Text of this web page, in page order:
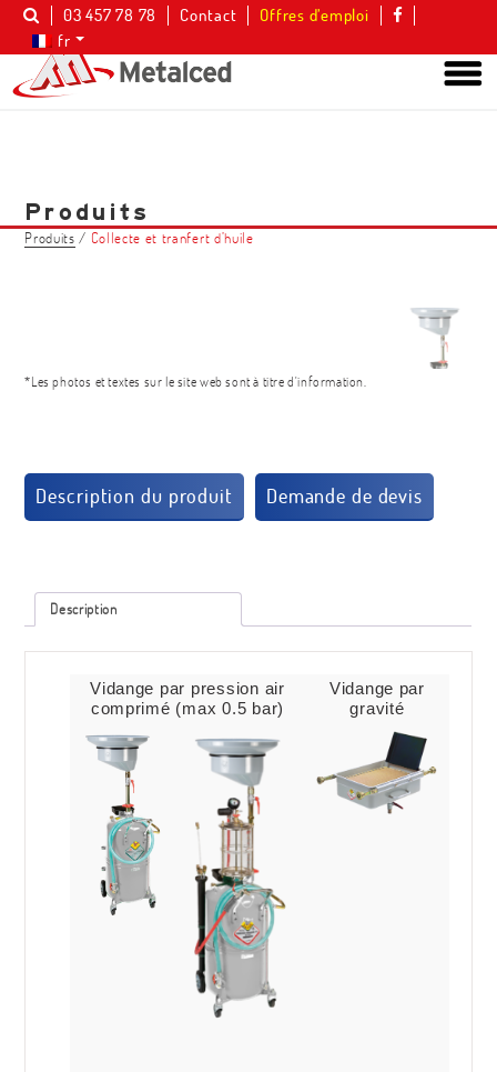
03 457 78 78 Contact
Offres d’emploi
fr
Produits
Produits / Collecte et tranfert d’huile
*Les photos et textes sur le site web sont à titre d'information.
Description du produit
Description
Vidange par pression air
comprimé (max 0.5 bar)
Vidange par
gravité